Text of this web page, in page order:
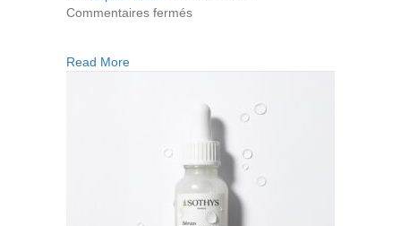
Commentaires ferméssur
Read Moreabout Crème Hydra-protectrice